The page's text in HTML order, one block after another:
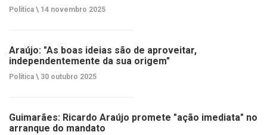
Política \ 14 novembro 2025
Araújo: "As boas ideias são de aproveitar,
independentemente da sua origem"
Política \ 30 outubro 2025
Guimarães: Ricardo Araújo promete "ação imediata" no
arranque do mandato